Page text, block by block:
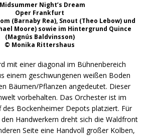
Night’s Dream
Oper Frankfurt
(Barnaby Rea), Snout (Theo Lebow) und
Moore) sowie im Hintergrund Quince
(Magnús Baldvinsson)
© Monika Rittershaus
mit einer diagonal im Bühnenbereich
einem geschwungenen weißen Boden
Bäumen/Pflanzen angedeutet. Dieser
vorbehalten. Das Orchester ist im
des Bockenheimer Depots platziert. Für
Handwerkern dreht sich die Waldfront
Seite eine Handvoll großer Kolben,